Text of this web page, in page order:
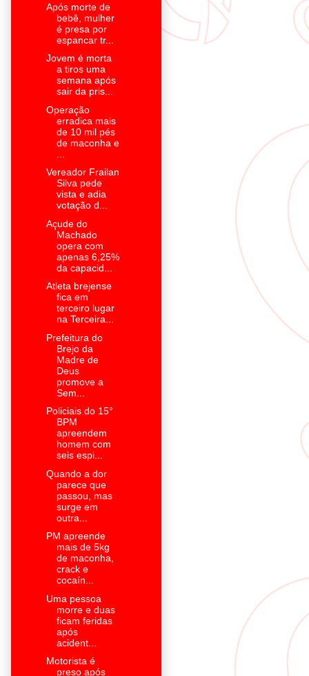
Após morte de
bebê, mulher
é presa por
espancar tr...
Jovem é morta
a tiros uma
semana após
sair da pris...
Operação
erradica mais
de 10 mil pés
de maconha e
Vereador Frailan
Silva pede
vista e adia
votação d...
Açude do
Machado
opera com
apenas 6,25%
da capacid...
Atleta brejense
fica em
terceiro lugar
na Terceira...
Prefeitura do
Brejo da
Madre de
Deus
promove a
Sem...
Policiais do 15°
BPM
apreendem
homem com
seis espi...
Quando a dor
parece que
passou, mas
surge em
outra...
PM apreende
mais de 5kg
de maconha,
crack e
cocaín...
Uma pessoa
morre e duas
ficam feridas
após
acident...
Motorista é
preso após